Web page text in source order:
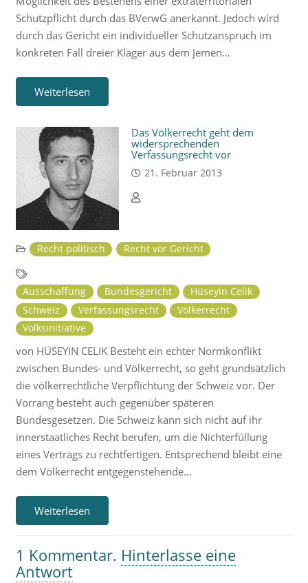
Schutzpflicht durch das BVerwG anerkannt. Jedoch wird
durch das Gericht ein individueller Schutzanspruch im
konkreten Fall dreier Kläger aus dem Jemen…
Weiterlesen
Das Völkerrecht geht dem
widersprechenden
Verfassungsrecht vor
21. Februar 2013
Recht politisch Recht vor Gericht
Ausschaffung Bundesgericht
Hüseyin Celik
Schweiz
Verfassungsrecht
Völkerrecht
Volksinitiative
von HÜSEYIN CELIK Besteht ein echter Normkonflikt
zwischen Bundes- und Völkerrecht, so geht grundsätzlich
die völkerrechtliche Verpflichtung der Schweiz vor. Der
Vorrang besteht auch gegenüber späteren
Bundesgesetzen. Die Schweiz kann sich nicht auf ihr
innerstaatliches Recht berufen, um die Nichterfüllung
eines Vertrags zu rechtfertigen. Entsprechend bleibt eine
dem Völkerrecht entgegenstehende…
Weiterlesen
1 Kommentar. Hinterlasse eine
Antwort